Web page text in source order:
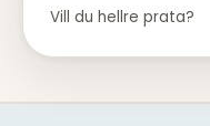
Vill du hellre prata?